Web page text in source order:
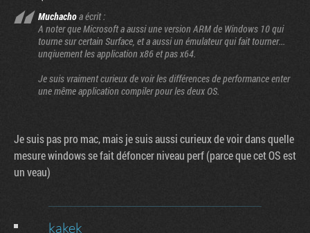
Muchachoa écrit :
A noter que Microsoft a aussi une version ARM de Windows 10 qui
tourne sur certain Surface, et a aussi un émulateur qui fait tourner...
unqiuement les application x86 et pas x64.
Je suis vraiment curieux de voir les différences de performance enter
une même application compiler pour les deux OS.
Je suis pas pro mac, mais je suis aussi curieux de voir dans quelle
mesure windows se fait défoncer niveau perf (parce que cet OS est
un veau)
kakek